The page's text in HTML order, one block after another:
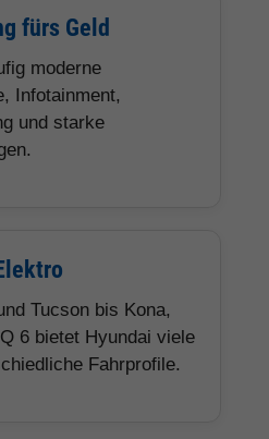
fürs Geld
moderne
Infotainment,
und starke
Tucson bis Kona,
6 bietet Hyundai viele
Fahrprofile.